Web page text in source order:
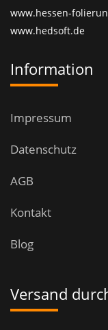
www.hessen-
www.hedsoft.de
Information
Impressum
Datenschutz
AGB
Kontakt
Blog
Versand